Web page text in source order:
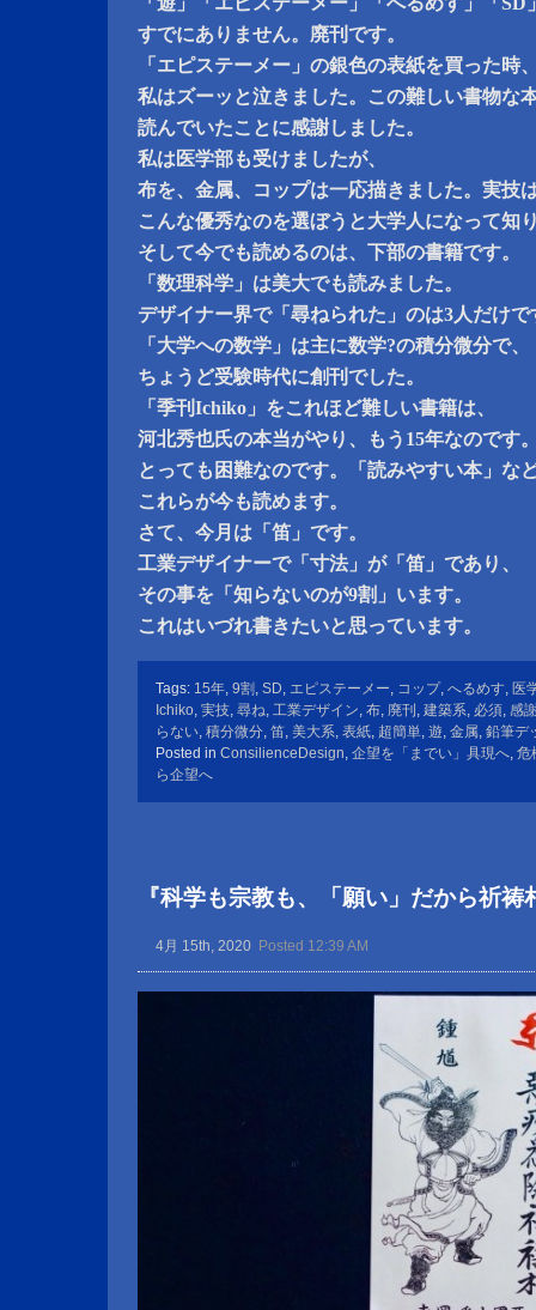
すでにありません。廃刊です。
「エピステーメー」の銀色の表紙を買った時
私はズーッと泣きました。この難しい書物な
読んでいたことに感謝しました。
私は医学部も受けましたが、
布を、金属、コップは一応描きました。実技
こんな優秀なのを選ぼうと大学人になって知
そして今でも読めるのは、下部の書籍です。
「数理科学」は美大でも読みました。
デザイナー界で「尋ねられた」のは3人だけで
「大学への数学」は主に数学?の積分微分で、
ちょうど受験時代に創刊でした。
「季刊Ichiko」をこれほど難しい書籍は、
河北秀也氏の本当がやり、もう15年なのです
とっても困難なのです。「読みやすい本」な
これらが今も読めます。
さて、今月は「笛」です。
工業デザイナーで「寸法」が「笛」であり、
その事を「知らないのが9割」います。
これはいづれ書きたいと思っています。
Tags: 15年, 9割 , SD, エピステーメー, コップ, へるめす, 医
Ichiko, 実技, 尋ね, 工業デザイン, 布, 廃刊 , 建築系, 必須, 感
らない, 積分微分, 笛, 美大系, 表紙, 超簡単, 遊, 金属, 鉛筆デ
Posted in ConsilienceDesign, 企望を「までい」具現へ, 危
ら企望へ
『科学も宗教も、「願い」だから祈
4月 15th, 2020 Posted 12:39 AM